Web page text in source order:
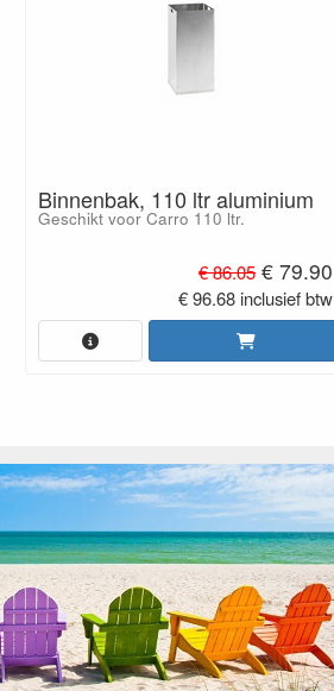
Binnenbak, 110 ltr aluminium
Geschikt voor Carro 110 ltr.
€ 86.05€ 79.90
€ 96.68 inclusief btw